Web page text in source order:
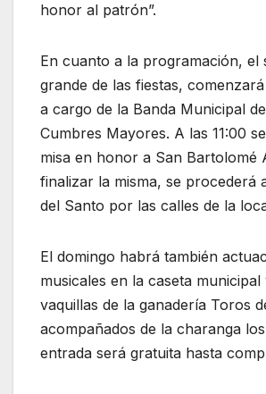
honor al patrón”.
En cuanto a la programación, el
grande de las fiestas,
a cargo de la Banda Municipal
Cumbres Mayores. A las 11:00
misa en honor a San Bartolomé
finalizar la misma, se procederá
del Santo por las calles de la
El domingo habrá también
musicales en la caseta municipal
vaquillas de la ganadería Toros
acompañados de la charanga
entrada será gratuita hasta